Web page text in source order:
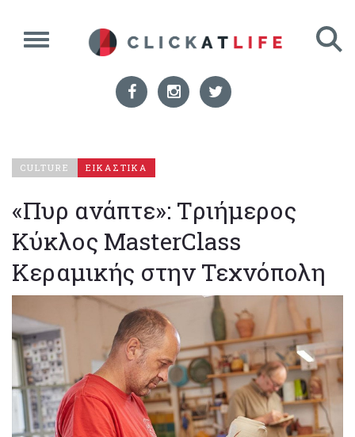
CULTURE ΕΙΚΑΣΤΙΚΑ
«Πυρ ανάπτε»: Tριήμερος
Κύκλος MasterClass
Κεραμικής στην Τεχνόπολη